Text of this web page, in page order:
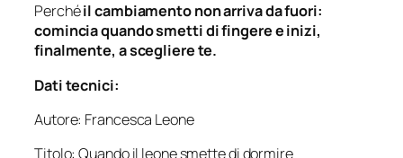
Perchéil cambiamento non arriva da fuori:
comincia quando smetti di fingere e inizi,
finalmente, a scegliere te.
Dati tecnici:
Autore: Francesca Leone
Titolo: Quando il leone smette di dormire